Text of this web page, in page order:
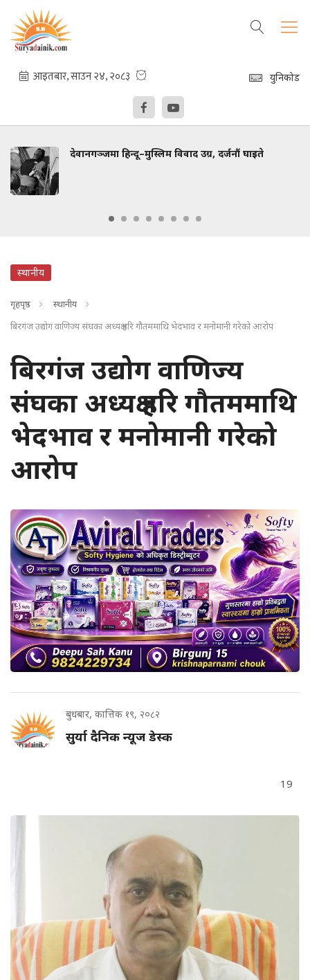
युनिकोड
देवानगञ्जमा हिन्दू–मुस्लिम विवाद उग्र, दर्जनौं घाइते
स्थानीय
गृहपृष्ठ
स्थानीय
बिरगंज उद्योग वाणिज्य संघका अध्यक्ष हरि गौतममाथि भेदभाव र मनोमानी गरेको आरोप
बिरगंज उद्योग वाणिज्य
संघका अध्यक्ष हरि गौतममाथि
भेदभाव र मनोमानी गरेको
आरोप
बुधबार, कात्तिक १९, २०८२
सुर्या दैनिक न्यूज डेस्क
19